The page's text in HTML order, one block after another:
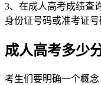
3、在成人高考成绩查
身份证号码或准考证
成人高考多少
考生们要明确一个概